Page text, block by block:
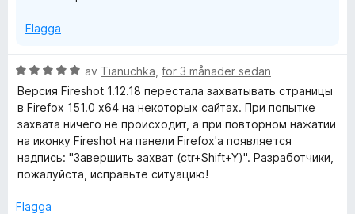
Flagga
B
e
t
y
g
s
a
t
av Tianuchka för 3 månader sedan
Версия Fireshot 1.12.18 перестала захватывать страницы
в Firefox 151.0 x64 на некоторых сайтах. При попытке
захвата ничего не происходит, а при повторном нажатии
на иконку Fireshot на панели Firefox'а появляется
надпись: "Завершить захват (ctr+Shift+Y)". Разработчики,
пожалуйста, исправьте ситуацию!
Flagga